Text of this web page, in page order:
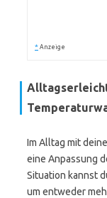
* Anzeige
Im Alltag mit
eine Anpassung
Situation kannst
um entweder